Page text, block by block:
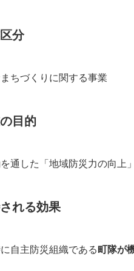
分
ちづくりに関する事業
目的
通した「地域防災力の向上」
れる効果
自主防災組織である町隊が